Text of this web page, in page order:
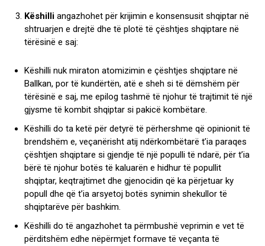
Këshilli angazhohet për krijimin e konsensusit shqiptar në
shtruarjen e drejtë dhe të plotë të çështjes shqiptare në
tërësinë e saj:
Këshilli nuk miraton atomizimin e çështjes shqiptare në
Ballkan, por të kundërtën, atë e sheh si të dëmshëm për
tërësinë e saj, me epilog tashmë të njohur të trajtimit të një
gjysme të kombit shqiptar si pakicë kombëtare.
Këshilli do ta ketë për detyrë të përhershme që opinionit të
brendshëm e, veçanërisht atij ndërkombëtarë t’ia paraqes
çështjen shqiptare si gjendje të një populli të ndarë, për t’ia
bërë të njohur botës të kaluarën e hidhur të popullit
shqiptar, keqtrajtimet dhe gjenocidin që ka përjetuar ky
popull dhe që t’ia arsyetoj botës synimin shekullor të
shqiptarëve për bashkim.
Këshilli do të angazhohet ta përmbushë veprimin e vet të
përditshëm edhe nëpërmjet formave të veçanta të